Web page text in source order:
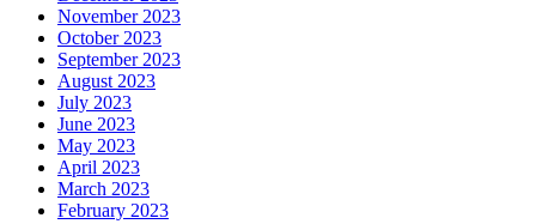
November 2023
October 2023
September 2023
August 2023
July 2023
June 2023
May 2023
April 2023
March 2023
February 2023